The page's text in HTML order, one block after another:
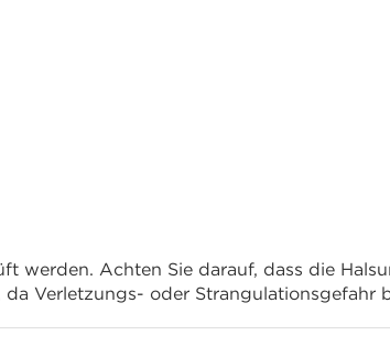
werden. Achten Sie darauf, dass die
Verletzungs- oder Strangulationsgefahr